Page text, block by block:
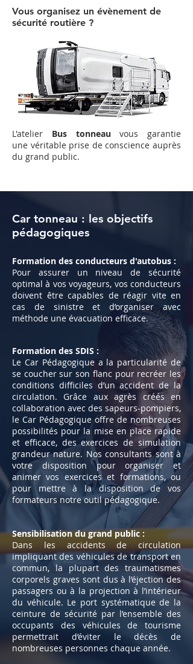
Vous organisez un évènement de
sécurité routière ?
L'atelier Bus tonneau vous garantie
une véritable prise de conscience auprès
du grand public.
Car tonneau : les objectifs
pédagogiques
Formation des conducteurs d'autobus :
Pour assurer un niveau de sécurité
optimal à vos voyageurs, vos conducteurs
doivent être capables de réagir vite en
cas de sinistre et d’organiser avec
méthode une évacuation efficace.
Formation des SDIS :
Le Car Pédagogique a la particularité de
se coucher sur son flanc pour recréer les
conditions difficiles d’un accident de la
circulation. Grâce aux agrès créés en
collaboration avec des sapeurs-pompiers,
le Car Pédagogique offre de nombreuses
possibilités pour la mise en place rapide
et efficace, des exercices de simulation
grandeur nature. Nos consultants sont à
votre disposition pour organiser et
animer vos exercices et formations, ou
pour mettre à la disposition de vos
formateurs notre outil pédagogique.
Sensibilisation du grand public :
Dans les accidents de circulation
impliquant des véhicules de transport en
commun, la plupart des traumatismes
corporels graves sont dus à l’éjection des
passagers ou à la projection à l’intérieur
du véhicule. Le port systématique de la
ceinture de sécurité par l’ensemble des
occupants des véhicules de tourisme
permettrait d’éviter le décès de
nombreuses personnes chaque année.